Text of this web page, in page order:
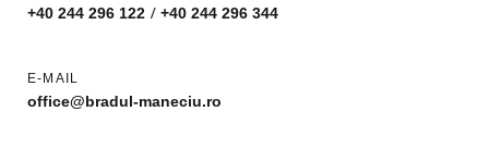
+40 244 296 122 / +40 244 296 344
E-MAIL
office@bradul-maneciu.ro